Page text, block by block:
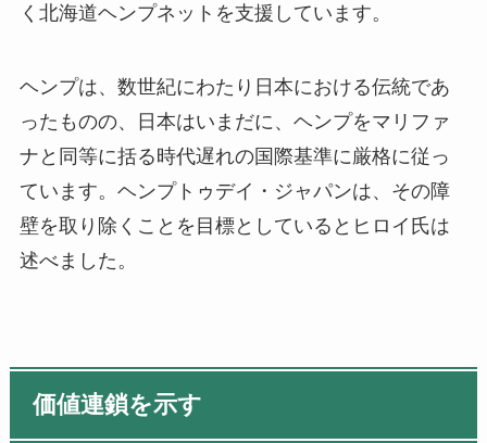
く北海道ヘンプネットを支援しています。
ヘンプは、 数世紀にわたり 日本における伝統であ
ったものの、日本はいまだに、 ヘンプをマリファ
ナと同等に括る時代遅れの国際基準に厳格に従っ
ています。ヘンプトゥデイ・ジャパンは、その障
壁を取り除く ことを目標としているとヒロイ氏は
述べました。
価値連鎖を示す